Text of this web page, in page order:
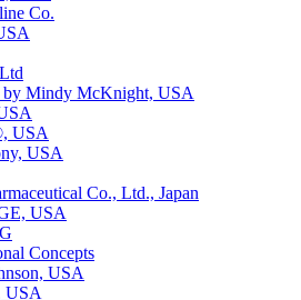
Co.
Mindy McKnight, USA
USA
USA
Co., Ltd., Japan
USA
Concepts
USA
USA